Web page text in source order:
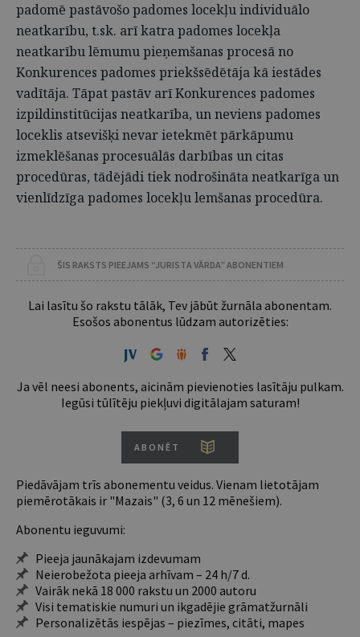
padomē pastāvošo padomes locekļu individuālo
neatkarību, t.sk. arī katra padomes locekļa
neatkarību lēmumu pieņemšanas procesā no
Konkurences padomes priekšsēdētāja kā ie­stādes
vadītāja. Tāpat pastāv arī Konkurences padomes
izpildinstitūcijas neatkarība, un neviens padomes
loceklis atsevišķi nevar ietekmēt pārkāpumu
izmeklēšanas procesuālās darbības un citas
procedūras, tādējādi tiek nodrošināta neatkarīga un
vienlīdzīga padomes locekļu lemšanas procedūra.
ŠIS RAKSTS PIEEJAMS “JURISTA VĀRDA” ABONENTIEM
Lai lasītu šo rakstu tālāk, Tev jābūt žurnāla abonentam.
Esošos abonentus lūdzam autorizēties:
Ja vēl neesi abonents, aicinām pievienoties lasītāju pulkam.
Iegūsi tūlītēju piekļuvi digitālajam saturam!
ABONĒT
Piedāvājam trīs abonementu veidus. Vienam lietotājam
piemērotākais ir "Mazais" (3, 6 un 12 mēnešiem).
Abonentu ieguvumi:
Pieeja jaunākajam izdevumam
Neierobežota pieeja arhīvam – 24 h/7 d.
Vairāk nekā 18 000 rakstu un 2000 autoru
Visi tematiskie numuri un ikgadējie grāmatžurnāli
Personalizētās iespējas – piezīmes, citāti, mapes